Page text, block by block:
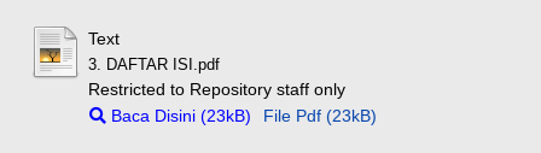
Text
3. DAFTAR ISI.pdf
Restricted to Repository staff only
Baca Disini (23kB)
File Pdf (23kB)